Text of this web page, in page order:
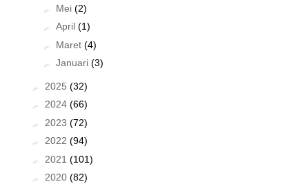
► Mei(2)
►April(1)
► Maret(4)
►Januari(3)
► 2025 (32)
► 2024 (66)
► 2023 (72)
► 2022 (94)
► 2021 (101)
► 2020 (82)